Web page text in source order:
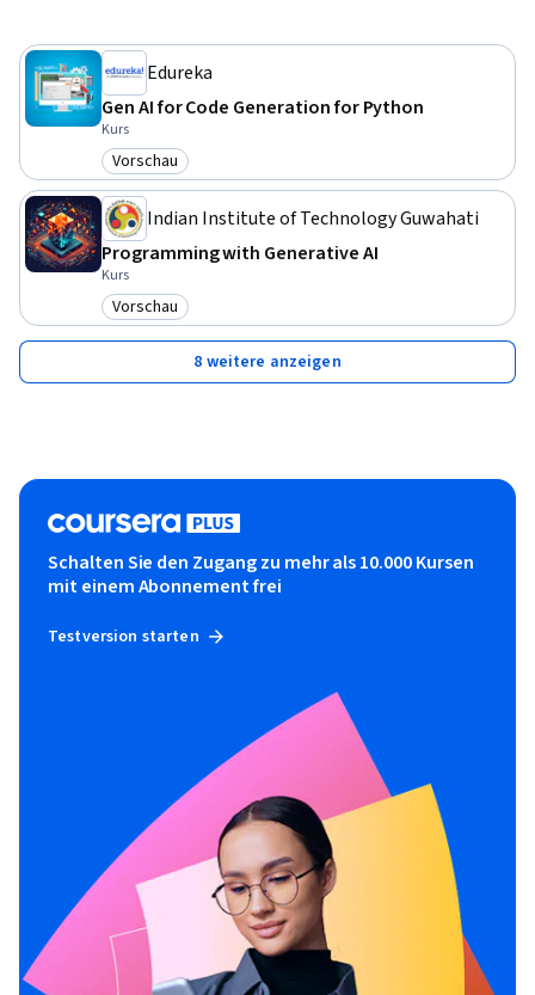
Edureka
Gen AI for Code Generation for Python
Kurs
Kategorie: Vorschau
Vorschau
Indian Institute of Technology Guwahati
Programming with Generative AI
Kurs
Kategorie: Vorschau
Vorschau
8 weitere anzeigen
Schalten Sie den Zugang zu mehr als 10.000 Kursen
mit einem Abonnement frei
Testversion starten